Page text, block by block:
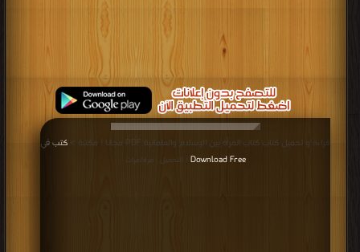
قراءة و تحميل كتاب كتاب المرأة بين الإسلام والعلمانية PDF مجانا | مكتبة >
كتب في
Download Free
| التحميل : مرة/مرات